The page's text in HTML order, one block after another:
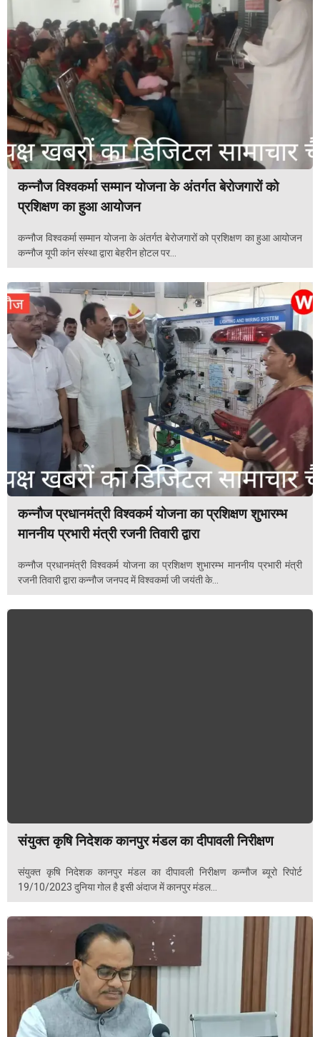
कन्नौज विश्वकर्मा सम्मान योजना के अंतर्गत बेरोजगारों को
प्रशिक्षण का हुआ आयोजन
कन्नौज विश्वकर्मा सम्मान योजना के अंतर्गत बेरोजगारों को प्रशिक्षण का हुआ आयोजन
कन्नौज यूपी कांन संस्था द्वारा बेहरीन होटल पर...
कन्नौज प्रधानमंत्री विश्वकर्म योजना का प्रशिक्षण शुभारम्भ
माननीय प्रभारी मंत्री रजनी तिवारी द्वारा
कन्नौज प्रधानमंत्री विश्वकर्म योजना का प्रशिक्षण शुभारम्भ माननीय प्रभारी मंत्री
रजनी तिवारी द्वारा कन्नौज जनपद में विश्वकर्मा जी जयंती के...
संयुक्त कृषि निदेशक कानपुर मंडल का दीपावली निरीक्षण
संयुक्त कृषि निदेशक कानपुर मंडल का दीपावली निरीक्षण कन्नौज ब्यूरो रिपोर्ट
19/10/2023 दुनिया गोल है इसी अंदाज में कानपुर मंडल...